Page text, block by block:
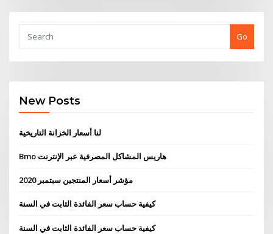
Go
New Posts
لنا أسعار الخزانة التاريخية
Bmo هاريس المشاكل المصرفية عبر الإنترنت
مؤشر أسعار المنتجين سبتمبر 2020
كيفية حساب سعر الفائدة الثابت في السنة
كيفية حساب سعر الفائدة الثابت في السنة